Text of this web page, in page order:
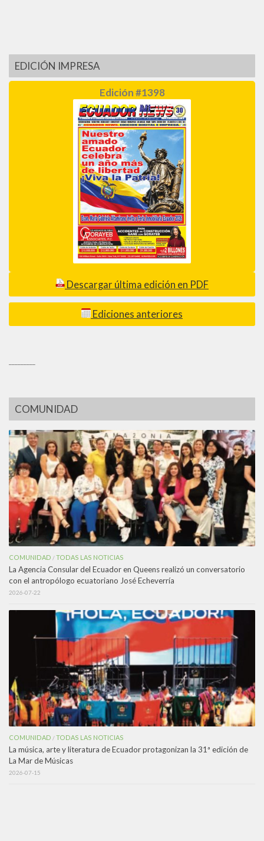
EDICIÓN IMPRESA
Edición #1398
Descargar última edición en PDF
Ediciones anteriores
COMUNIDAD
COMUNIDAD /TODAS LAS NOTICIAS
La Agencia Consular del Ecuador en Queens realizó un conversatorio
con el antropólogo ecuatoriano José Echeverría
2026-07-22
COMUNIDAD /TODAS LAS NOTICIAS
La música, arte y literatura de Ecuador protagonizan la 31ª edición de
La Mar de Músicas
2026-07-15